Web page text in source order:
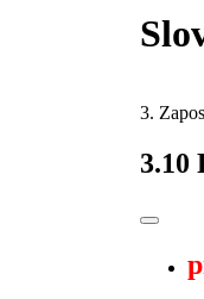
3.
3.10